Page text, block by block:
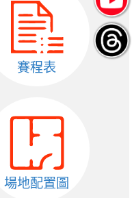
賽程表
場地配置圖